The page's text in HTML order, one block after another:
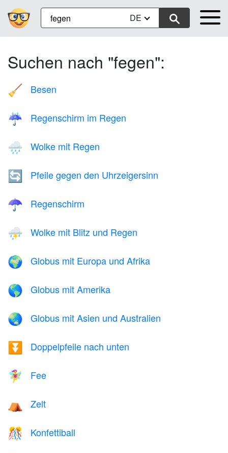
DE
Suchen nach "fegen":
🧹 Besen
☔ Regenschirm im Regen
🌧️ Wolke mit Regen
🔄 Pfeile gegen den Uhrzeigersinn
☂️ Regenschirm
⛈️ Wolke mit Blitz und Regen
🌍 Globus mit Europa und Afrika
🌎 Globus mit Amerika
🌏 Globus mit Asien und Australien
⏬ Doppelpfeile nach unten
🧚‍♀️ Fee
⛺ Zelt
🎊 Konfettiball